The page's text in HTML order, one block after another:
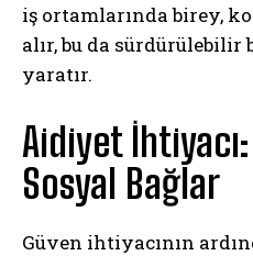
iş ortamlarında birey,
alır, bu da
yaratır.
Aidiyet
Sosyal Bağlar
Güven ihtiyacının